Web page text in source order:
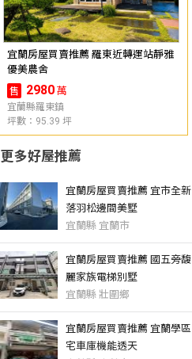
宜蘭房屋買賣推薦 羅東近轉運站靜雅
優美農舍
售 2980 萬
宜蘭縣羅東鎮
坪數：95.39 坪
更多好屋推薦
宜蘭房屋買賣推薦 宜市全新
落羽松邊間美墅
宜蘭縣 宜蘭市
宜蘭房屋買賣推薦 國五旁馥
麗家族電梯別墅
宜蘭縣 壯圍鄉
宜蘭房屋買賣推薦 宜蘭學區
宅車庫機能透天